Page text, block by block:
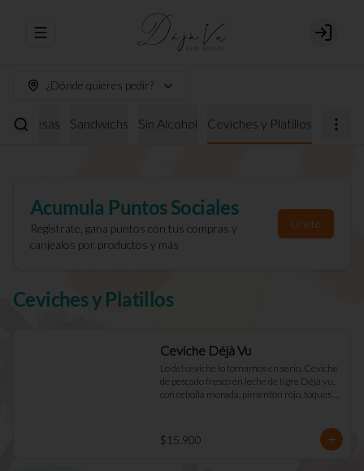
Abrir menu de navegación Login
¿Dónde quieres pedir?
Sandwichs Sin Alcohol Ceviches y Platillos
Acumula Puntos Sociales
Regístrate, gana puntos con tus compras y
canjealos por productos y más
Únete
Ceviches y Platillos
Ceviche Déjà Vu
Lo del ceviche lo tomamos en serio. Ceviche
de pescado fresco en leche de tigre Déjà vu,
con cebolla morada, pimentón rojo, toques
$15.900